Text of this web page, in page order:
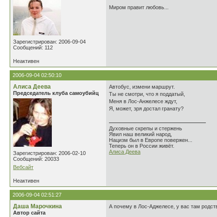
Зарегистрирован: 2006-09-04
Сообщений: 112
Миром правит любовь...
Неактивен
2006-09-04 02:50:10
Алиса Деева
Председатель клуба самоубийц
Зарегистрирован: 2006-02-10
Сообщений: 20033
Вебсайт
Автобус, измени маршрут.
Ты не смотри, что я поддатый,
Меня в Лос-Анжелесе ждут,
Я, может, зря достал гранату?
Духовные скрепы и стержень
Явил наш великий народ,
Нацизм был в Европе повержен...
Теперь он в России живёт.
Алиса Деева
Неактивен
2006-09-04 02:51:27
Даша Марочкина
Автор сайта
А почему в Лос-Аджелесе, у вас там